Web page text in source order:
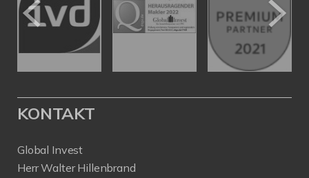
KONTAKT
Global Invest
Herr Walter Hillenbrand